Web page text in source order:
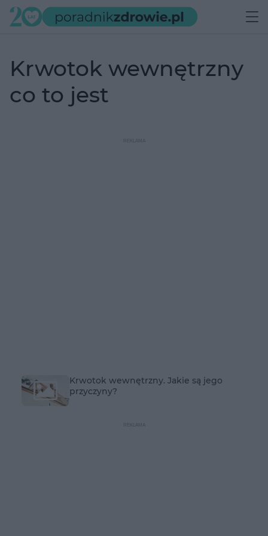
krwotok wewnętrzny
co to jest
Krwotok wewnętrzny. Jakie są jego
przyczyny?